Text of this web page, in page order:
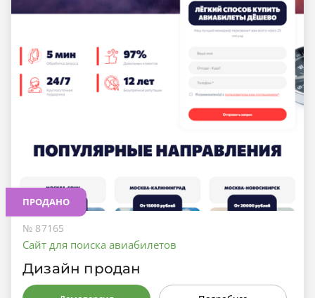
ПРОДАНО
№ 87165
Сайт для поиска авиабилетов
Дизайн продан